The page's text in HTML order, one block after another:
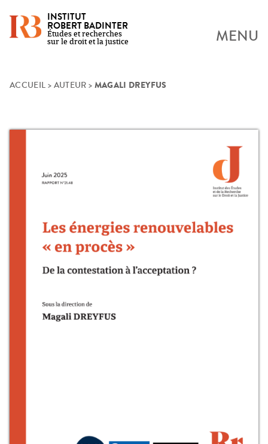
Skip
INSTITUT
ROBERT BADINTER
Études et recherches
sur le droit et la justice
MENU
ACCUEIL > AUTEUR > MAGALI DREYFUS